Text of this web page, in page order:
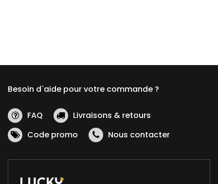
Besoin d`aide pour votre commande ?
FAQ
Livraisons & retours
Code promo
Nous contacter